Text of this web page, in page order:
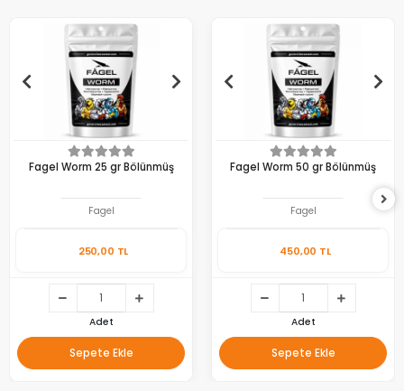
Fagel Worm 25 gr Bölünmüş
Fagel
250,00 TL
Adet
Sepete Ekle
Fagel Worm 50 gr Bölünmüş
Fagel
450,00 TL
Adet
Sepete Ekle